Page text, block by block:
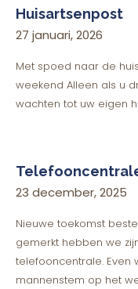
Huisartsenpost
27 januari, 2026
Met spoed naar de
weekend Alleen als u
wachten tot uw eigen
23 december, 2025
Nieuwe toekomst
gemerkt hebben we
telefooncentrale. Even
mannenstem op het